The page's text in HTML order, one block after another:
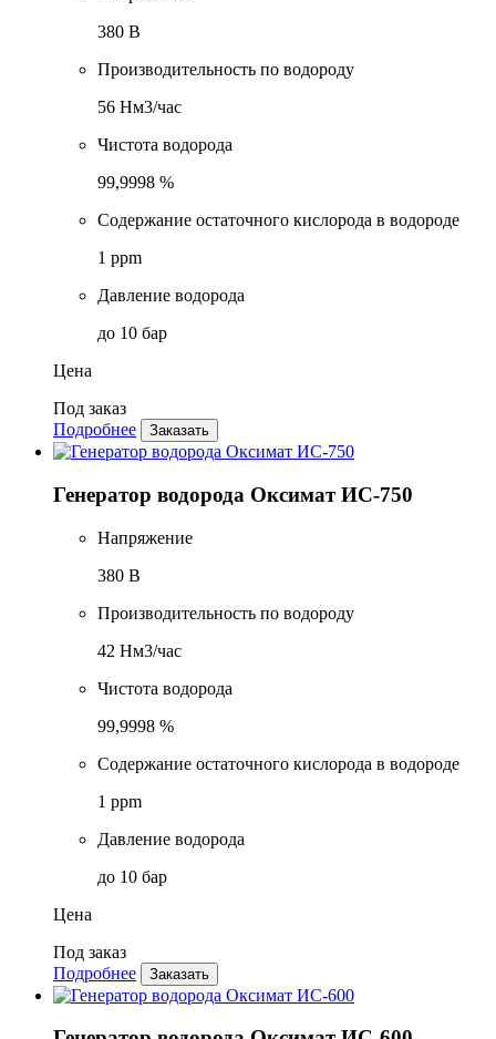
380 В
Производительность по водороду
56 Нм3/час
Чистота водорода
99,9998 %
Содержание остаточного кислорода в водороде
1 ppm
Давление водорода
до 10 бар
Цена
Под заказ
Подробнее
Заказать
Генератор водорода Оксимат ИС-750
Напряжение
380 В
Производительность по водороду
42 Нм3/час
Чистота водорода
99,9998 %
Содержание остаточного кислорода в водороде
1 ppm
Давление водорода
до 10 бар
Цена
Под заказ
Подробнее
Заказать